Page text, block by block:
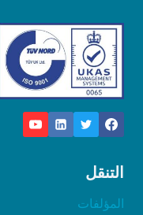
التنقل
المؤلفات